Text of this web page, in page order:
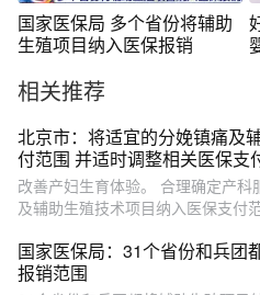
国家医保局 多个省份将辅助
生殖项目纳入医保报销
相关推荐
北京市：将适宜的分娩镇痛及
付范围 并适时调整相关医保支
改善产妇生育体验。 合理确定产
及辅助生殖技术项目纳入医保支付
国家医保局：31个省份和兵团
报销范围